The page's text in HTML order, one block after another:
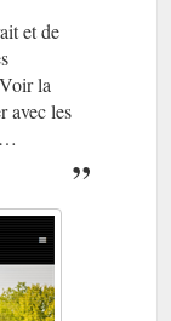
et de
la
avec les